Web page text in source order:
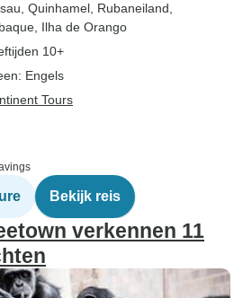
, Quinhamel , Rubaneiland
, Ilha de Orango
10+
Engels
Tours
Bekijk reis
verkennen 11